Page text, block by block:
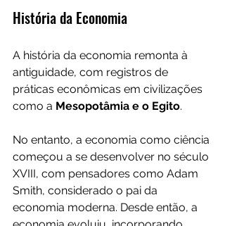
História da Economia
A história da economia remonta à
antiguidade, com registros de
práticas econômicas em civilizações
como a Mesopotâmia e o Egito.
No entanto, a economia como ciência
começou a se desenvolver no século
XVIII, com pensadores como Adam
Smith, considerado o pai da
economia moderna. Desde então, a